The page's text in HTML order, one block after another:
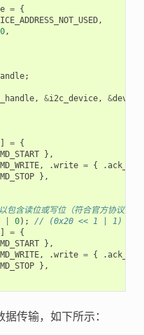
= {
,
,
;
, &i2c_device, &
= {
},
, .write = { .
},
含读位或写位（符合官方协议）
0);
// (0x20 << 1 | 1)
= {
},
, .write = { .
},
传输，如下所示：